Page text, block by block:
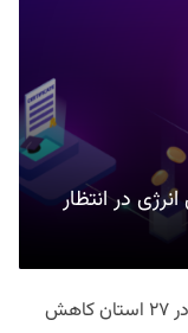
در انتظار
گزارش شاپرک: تعداد تراکنش‌های تیر ماه در ۲۷ استان‌ کاهش